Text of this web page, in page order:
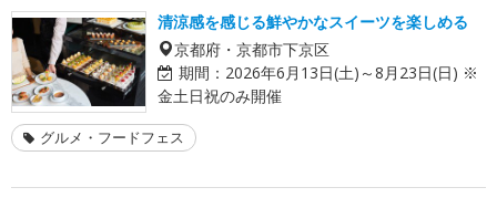
清涼感を感じる鮮やかなスイーツを楽しめる
京都府・京都市下京区
期間： 2026年6月13日(土)～8月23日(日) ※
金土日祝のみ開催
グルメ・フードフェス